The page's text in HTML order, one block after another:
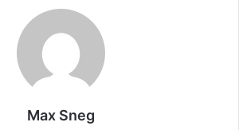
Max Sneg